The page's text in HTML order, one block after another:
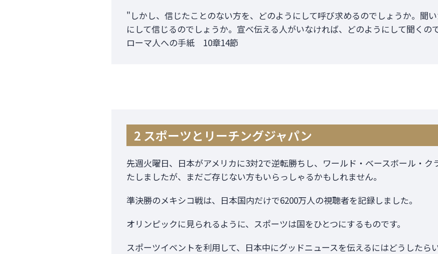
"しかし、信じたことのない方を、どのようにして呼び求めるのでしょうか。聞
にして信じるのでしょうか。宣べ伝える人がいなければ、どのようにして聞くの
ローマ人への手紙 10章14節
2 スポーツとリーチングジャパン
先週火曜日、日本がアメリカに3対2で逆転勝ちし、ワールド・ベースボール・ク
たしましたが、まだご存じない方もいらっしゃるかもしれません。
準決勝のメキシコ戦は、日本国内だけで6200万人の視聴者を記録しました。
オリンピックに見られるように、スポーツは国をひとつにするものです。
スポーツイベントを利用して、日本中にグッドニュースを伝えるにはどうしたら